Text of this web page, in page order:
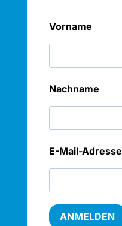
Vorname
Nachname
E-Mail-Adresse
ANMELDEN